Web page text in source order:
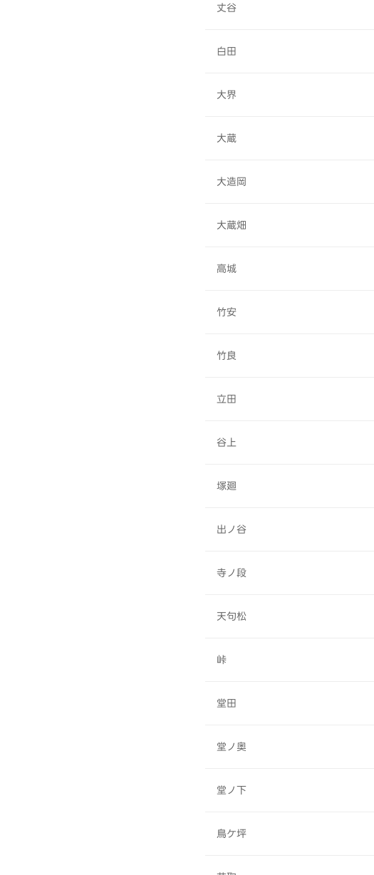
丈谷
白田
大界
大蔵
大造岡
大蔵畑
高城
竹安
竹良
立田
谷上
塚廻
出ノ谷
寺ノ段
天句松
峠
堂田
堂ノ奥
堂ノ下
鳥ケ坪